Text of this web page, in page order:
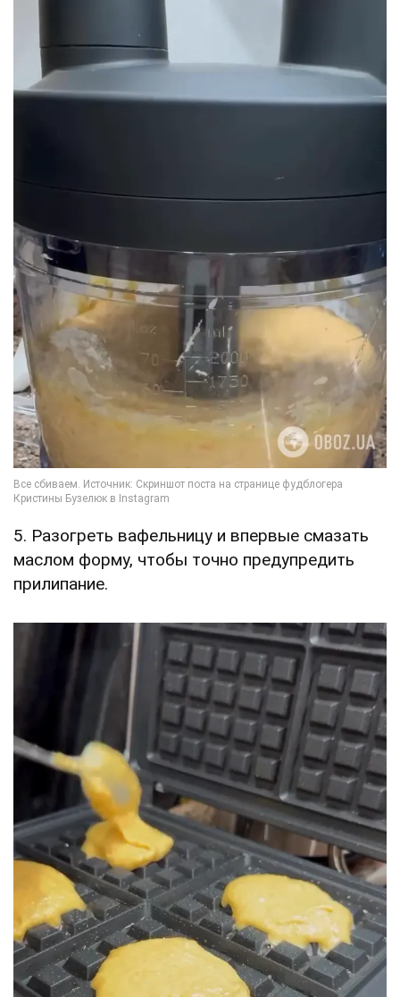
5. Разогреть вафельницу и впервые смазать
маслом форму, чтобы точно предупредить
прилипание.